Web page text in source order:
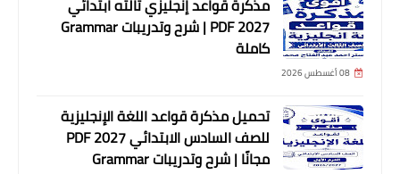
مذكرة قواعد إنجليزي تالته ابتدائي
2027 PDF | شرح وتدريبات Grammar
كاملة
08 أغسطس 2026
تحميل مذكرة قواعد اللغة الإنجليزية
للصف السادس الابتدائي 2027 PDF
مجانًا | شرح وتدريبات Grammar